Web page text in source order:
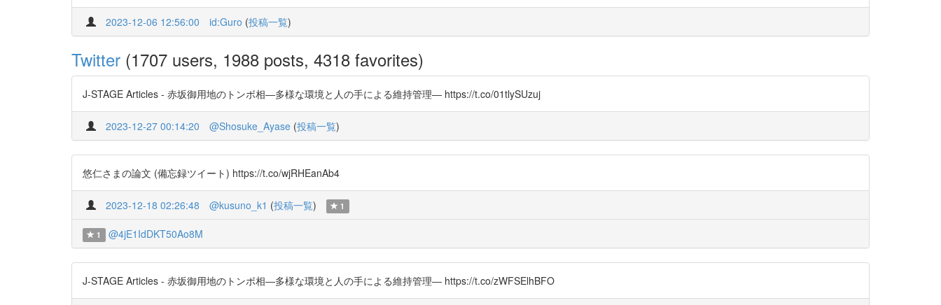
2023-12-06 12:56:00 id:Guro (投稿一覧)
Twitter (1707 users, 1988 posts, 4318 favorites)
J-STAGE Articles - 赤坂御用地のトンボ相―多様な環境と人の手による維持管理― https://t.co/01tlySUzuj
2023-12-27 00:14:20 @Shosuke_Ayase (投稿一覧)
悠仁さまの論文 (備忘録ツイート) https://t.co/wjRHEanAb4
2023-12-18 02:26:48 @kusuno_k1 (投稿一覧) 1
1 @4jE1IdDKT50Ao8M
J-STAGE Articles - 赤坂御用地のトンボ相―多様な環境と人の手による維持管理― https://t.co/zWFSElhBFO